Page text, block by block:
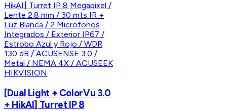
HIKVISION
[Dual Light + ColorVu 3.0
+ HikAI] Turret IP 8